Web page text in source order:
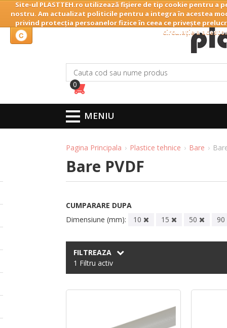
Home Companie
0
MENIU
Pagina Principala Plastice tehnice Bare
Bare PVDF
CUMPARARE DUPA
Dimensiune (mm):
10 15 50 90
FILTREAZA
1 Filtru activ
Site-ul PLASTTEH.ro utilizează fişiere de tip cookie pentru a
nostru. Am actualizat politicile pentru a integra în acestea
privind protecția persoanelor fizice în ceea ce privește
circulație a